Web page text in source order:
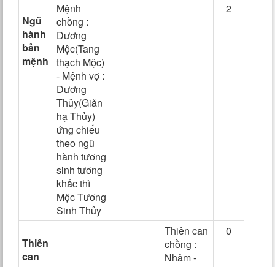
Ngũ
hành
bản
mệnh
Mệnh
chồng :
Dương
Mộc(Tang
thạch Mộc)
- Mệnh vợ :
Dương
Thủy(Giản
hạ Thủy)
ứng chiếu
theo ngũ
hành tương
sinh tương
khắc thì
Mộc Tương
Sinh Thủy
2
Thiên
can
Thiên can
chồng :
Nhâm -
0